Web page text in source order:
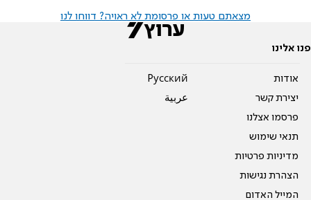
מצאתם טעות או פרסומת לא ראויה? דווחו לנו
פנו אלינו
אודות
יצירת קשר
פרסמו אצלנו
תנאי שימוש
מדיניות פרטיות
הצהרת נגישות
המייל האדום
Pусский
عربية